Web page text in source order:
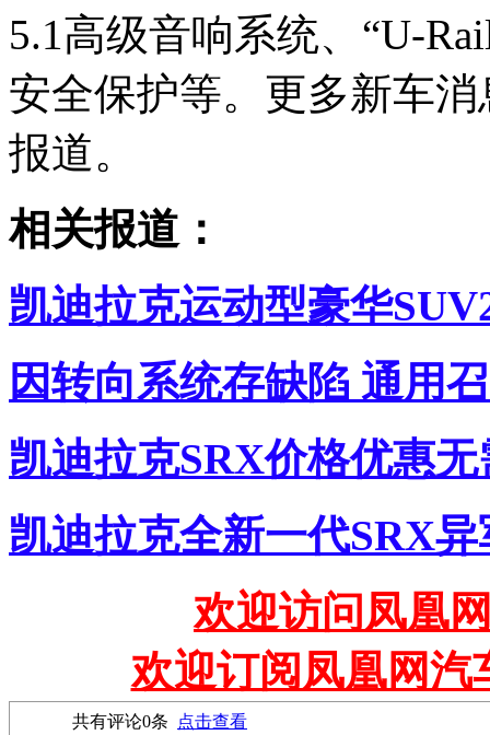
5.1高级音响系统、“U-
安全保护等。更多新车
报道。
相关报道：
凯迪拉克运动型豪华
因转向系统存缺陷 通用
凯迪拉克SRX价格优惠
凯迪拉克全新一代SRX
欢迎访问凤凰
欢迎订阅凤凰网汽
共有评论0条
点击查看